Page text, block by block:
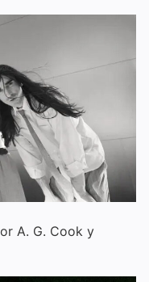
A. G. Cook y